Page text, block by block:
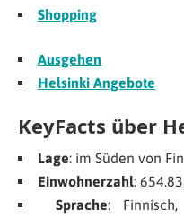
Shopping
Ausgehen
Helsinki Angebote
KeyFacts über
Lage: im Süden von
Einwohnerzahl:
Sprache: